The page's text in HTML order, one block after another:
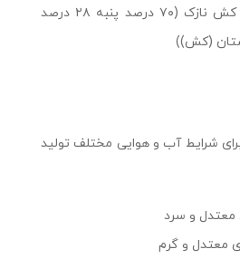
پارچه پلی استر پنبه کش نازک (۷۰ درصد پنبه ۲۸ درصد
شرایط آب و هوایی مختلف تولید